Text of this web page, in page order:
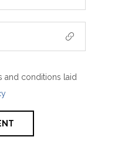
and conditions laid